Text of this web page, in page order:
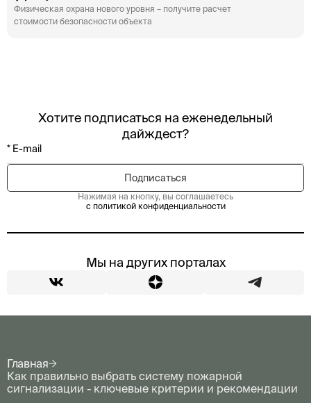
Физическая охрана нового уровня – получите расчет
стоимости безопасности объекта
Хотите подписаться на еженедельный
дайждест?
Нажимая на кнопку, вы соглашаетесь
с политикой конфиденциальности
Мы на других порталах
Главная
Как правильно выбрать систему пожарной
сигнализации - ключевые критерии и рекомендации